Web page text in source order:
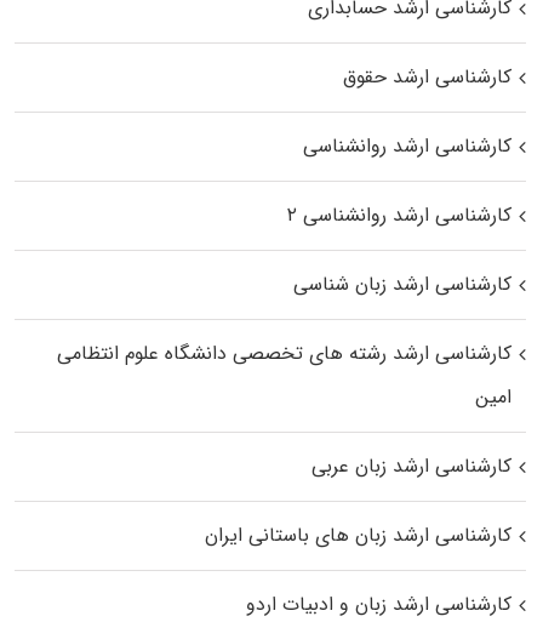
کارشناسی ارشد حسابداری
کارشناسی ارشد حقوق
کارشناسی ارشد روانشناسی
کارشناسی ارشد روانشناسی ۲
کارشناسی ارشد زبان شناسی
کارشناسی ارشد رﺷﺘﻪ ﻫﺎی تخصصی داﻧﺸﮕﺎه ﻋﻠﻮم انتظامی
اﻣﻴﻦ
کارشناسی ارشد زبان عربی
کارشناسی ارشد زبان‌ های باستانی ایران
کارشناسی ارشد زبان و ادبیات اردو